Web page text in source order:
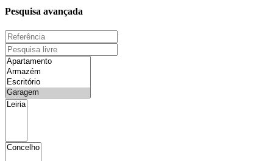
Pesquisa avançada